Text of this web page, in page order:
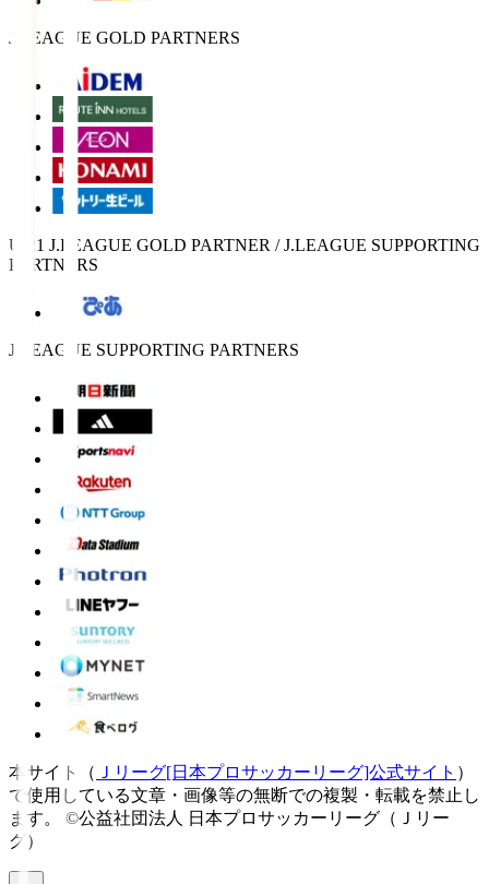
J.LEAGUE GOLD PARTNERS
U-21 J.LEAGUE GOLD PARTNER / J.LEAGUE SUPPORTING
PARTNERS
J.LEAGUE SUPPORTING PARTNERS
本サイト（ Ｊリーグ[日本プロサッカーリーグ]公式サイト ）
で使用している文章・画像等の無断での複製・転載を禁止し
ます。
©公益社団法人 日本プロサッカーリーグ（Ｊリー
グ）